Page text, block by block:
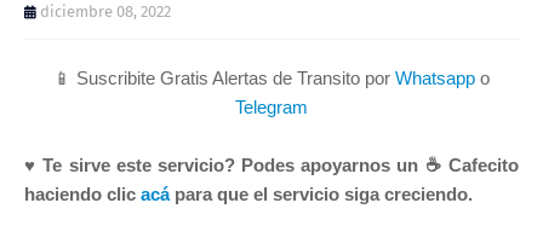
diciembre 08, 2022
📱 Suscribite Gratis Alertas de Transito por Whatsapp o
Telegram
♥ Te sirve este servicio? Podes apoyarnos un ☕ Cafecito
haciendo clic acápara que el servicio siga creciendo.